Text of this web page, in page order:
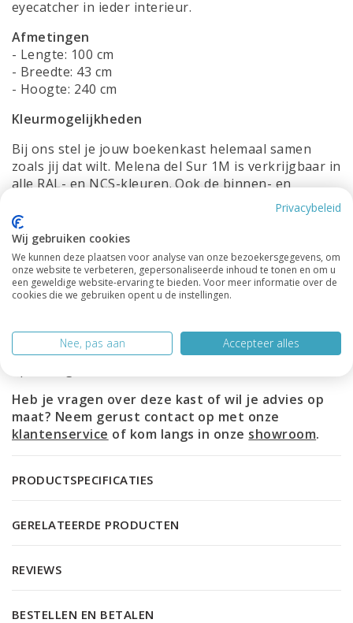
eyecatcher in ieder interieur.
Afmetingen
- Lengte: 100 cm
- Breedte: 43 cm
- Hoogte: 240 cm
Kleurmogelijkheden
Bij ons stel je jouw boekenkast helemaal samen
zoals jij dat wilt. Melena del Sur 1M is verkrijgbaar in
alleRAL- en NCS-kleuren. Ook de binnen- en
buitenkant kunnen in verschillende tinten worden
uitgevoerd. Ga jij voor subtiel of voor een
opvallende tint? Alles is mogelijk!
Maatwerk
Heb je liever een boekenkast op maat? Geen
probleem! Wij maken Melena del Sur 1M volledig
gaat om een kleine hoek of een specifieke indeling –
ons vakmanschap zorgt altijd voor de perfecte
Heb je vragen over deze kast of wil je advies op
maat? Neem gerust contact op met onze
klantenservice of kom langs in onze showroom.
PRODUCTSPECIFICATIES
GERELATEERDE PRODUCTEN
REVIEWS
BESTELLEN EN BETALEN
Privacybeleid
Wij gebruiken cookies
We kunnen deze plaatsen voor analyse van onze bezoekersgegevens, om
onze website te verbeteren, gepersonaliseerde inhoud te tonen en om u
een geweldige website-ervaring te bieden. Voor meer informatie over de
cookies die we gebruiken opent u de instellingen.
Nee, pas aan Accepteer alles